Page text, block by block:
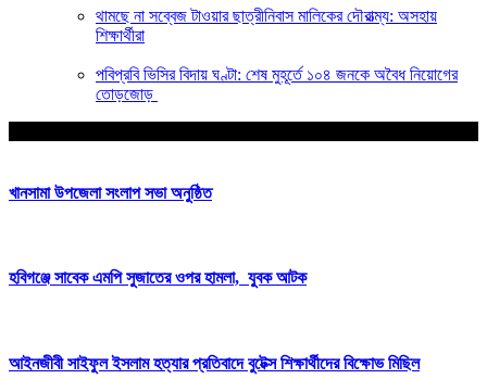
থামছে না সব্বেজ টাওয়ার ছাত্রীনিবাস মালিকের দৌরাত্ম্য: অসহায়
শিক্ষার্থীরা
পবিপ্রবি ভিসির বিদায় ঘণ্টা: শেষ মুহূর্তে ১০৪ জনকে অবৈধ নিয়োগের
তোড়জোড়
খানসামা উপজেলা সংলাপ সভা অনুষ্ঠিত
হবিগঞ্জে সাবেক এমপি সুজাতের ওপর হামলা, যুবক আটক
আইনজীবী সাইফুল ইসলাম হত্যার প্রতিবাদে বুটেক্স শিক্ষার্থীদের বিক্ষোভ মিছিল